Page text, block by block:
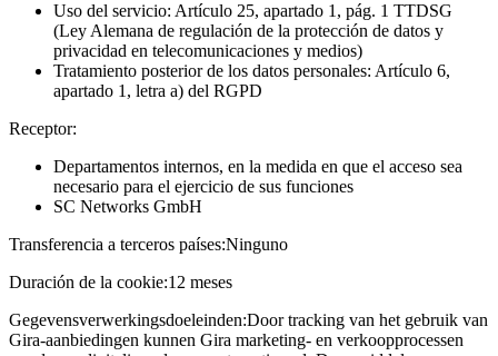
Uso del servicio: Artículo 25, apartado 1, pág. 1 TTDSG
(Ley Alemana de regulación de la protección de datos y
privacidad en telecomunicaciones y medios)
Tratamiento posterior de los datos personales: Artículo 6,
apartado 1, letra a) del RGPD
Receptor:
Departamentos internos, en la medida en que el acceso sea
necesario para el ejercicio de sus funciones
SC Networks GmbH
Transferencia a terceros países:Ninguno
Duración de la cookie:12 meses
Gegevensverwerkingsdoeleinden:Door tracking van het gebruik van
Gira-aanbiedingen kunnen Gira marketing- en verkoopprocessen